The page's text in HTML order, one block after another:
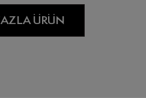
ÜRÜN